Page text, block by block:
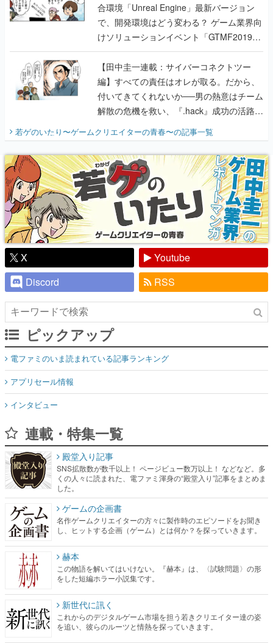
合環境「Unreal Engine」最新バージョン
で、開発環境はどう変わる？ ゲーム業界向
けソリューションイベント「GTMF2019」
に行って、より理解を深めよう【PR】
【田中圭一連載：サイバーコネクトツー
編】すべての責任はオレが取る。だから、
付いてきてくれないか──男の熱意はチーム
解散の危機を救い、『.hack』成功の活路を
『少年ジャンプ』色だった【若ゲのいた
り】
若ゲのいたり〜ゲームクリエイターの青春〜の記事一覧
X
Youtube
Discord
RSS
ピックアップ
電ファミのいま読まれている記事ランキング
アプリセール情報
インタビュー
連載・特集一覧
殿堂入り記事
SNS拡散数が数千以上！ ページビュー数万以上！ などなど。多
くの人々に読まれた、電ファミ渾身の“殿堂入り”記事をまとめま
した。
ゲームの企画書
名作ゲームクリエイターの方々に製作時のエピソードをお聞き
し、ヒットする企画（ゲーム）とは何か？を探っていきます。
赫本
この物語を解いてはいけない。『赫本』は、〈試験問題〉の形
をした短編ホラー小説集です。
新世代に訊く
これからのデジタルゲーム市場を担う若きクリエイター達の姿
を追い、彼らのルーツと情熱を探っていきます。